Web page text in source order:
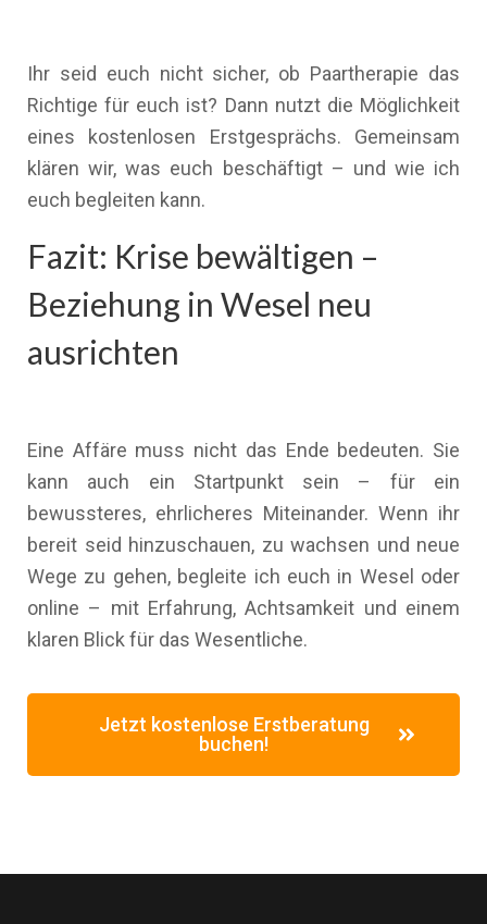
Ihr seid euch nicht sicher, ob Paartherapie das
Richtige für euch ist? Dann nutzt die Möglichkeit
eines kostenlosen Erstgesprächs. Gemeinsam
klären wir, was euch beschäftigt – und wie ich
euch begleiten kann.
Fazit: Krise bewältigen –
Beziehung in Wesel neu
ausrichten
Eine Affäre muss nicht das Ende bedeuten. Sie
kann auch ein Startpunkt sein – für ein
bewussteres, ehrlicheres Miteinander. Wenn ihr
bereit seid hinzuschauen, zu wachsen und neue
Wege zu gehen, begleite ich euch in Wesel oder
online – mit Erfahrung, Achtsamkeit und einem
klaren Blick für das Wesentliche.
Jetzt kostenlose Erstberatung
buchen!